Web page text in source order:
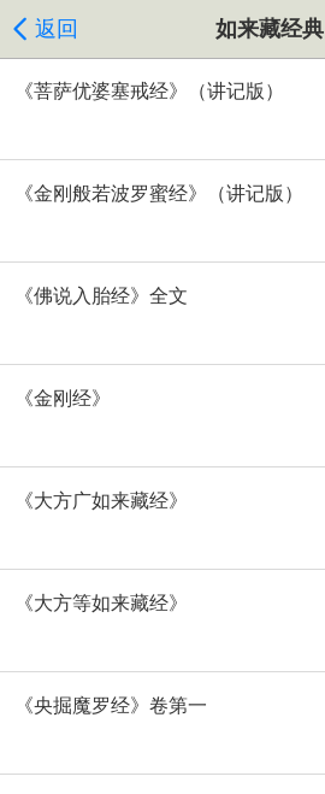
返回 如来藏经典
《菩萨优婆塞戒经》（讲记版）
《金刚般若波罗蜜经》（讲记版）
《佛说入胎经》全文
《金刚经》
《大方广如来藏经》
《大方等如来藏经》
《央掘魔罗经》卷第一